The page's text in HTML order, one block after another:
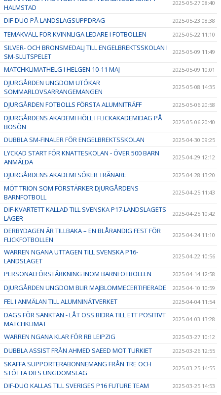
HALMSTAD
2025-05-27 08:40
DIF-DUO PÅ LANDSLAGSUPPDRAG 2025-05-23 08:38
TEMAKVÄLL FÖR KVINNLIGA LEDARE I FOTBOLLEN 2025-05-22 11:10
SILVER- OCH BRONSMEDALJ TILL ENGELBREKTSSKOLAN I
SM-SLUTSPELET
2025-05-09 11:49
MATCHKLIMATHELG I HELGEN 10-11 MAJ 2025-05-09 10:01
DJURGÅRDEN UNGDOM UTÖKAR
SOMMARLOVSARRANGEMANGEN
2025-05-08 14:35
DJURGÅRDEN FOTBOLLS FÖRSTA ALUMNITRÄFF 2025-05-06 20:58
DJURGÅRDENS AKADEMI HÖLL I FLICKAKADEMIDAG PÅ
BOSÖN
2025-05-06 20:40
DUBBLA SM-FINALER FÖR ENGELBREKTSSKOLAN 2025-04-30 09:25
LYCKAD START FÖR KNATTESKOLAN - ÖVER 500 BARN
ANMÄLDA
2025-04-29 12:12
DJURGÅRDENS AKADEMI SÖKER TRÄNARE 2025-04-28 13:20
MÖT TRION SOM FÖRSTÄRKER DJURGÅRDENS
BARNFOTBOLL
2025-04-25 11:43
DIF-KVARTETT KALLAD TILL SVENSKA P17-LANDSLAGETS
LÄGER
2025-04-25 10:42
DERBYDAGEN ÄR TILLBAKA – EN BLÅRANDIG FEST FÖR
FLICKFOTBOLLEN
2025-04-24 11:10
WARREN NGANA UTTAGEN TILL SVENSKA P16-
LANDSLAGET
2025-04-22 10:56
PERSONALFÖRSTÄRKNING INOM BARNFOTBOLLEN 2025-04-14 12:58
DJURGÅRDEN UNGDOM BLIR MAJBLOMMECERTIFIERADE 2025-04-10 10:59
FEL I ANMÄLAN TILL ALUMNINÄTVERKET 2025-04-04 11:54
DAGS FÖR SANKTAN - LÅT OSS BIDRA TILL ETT POSITIVT
MATCHKLIMAT
2025-04-03 13:28
WARREN NGANA KLAR FÖR RB LEIPZIG 2025-03-27 10:12
DUBBLA ASSIST FRÅN AHMED SAEED MOT TURKIET 2025-03-26 12:55
SKAFFA SUPPORTERABONNEMANG FRÅN TRE OCH
STÖTTA DIFS UNGDOMSLAG
2025-03-25 14:55
DIF-DUO KALLAS TILL SVERIGES P16 FUTURE TEAM 2025-03-25 14:53